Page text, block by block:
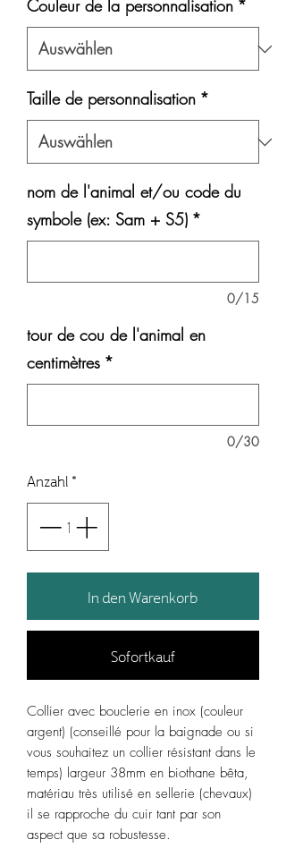
Couleur de la personnalisation *
Taille de personnalisation *
nom de l'animal et/ou code du
symbole (ex: Sam + S5) *
0/15
tour de cou de l'animal en
centimètres *
0/30
Anzahl*
In den Warenkorb
Sofortkauf
Collier avec bouclerie en inox (couleur
argent) (conseillé pour la baignade ou si
vous souhaitez un collier résistant dans le
temps) largeur 38mm en biothane bêta,
matériau très utilisé en sellerie (chevaux)
il se rapproche du cuir tant par son
aspect que sa robustesse.